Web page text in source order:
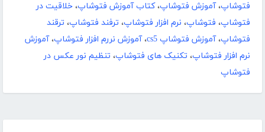
فتوشاپ،آموزش فتوشاپ،کتاب آموزش فتوشاپ، خلاقیت در
فتوشاپ، فتوشاپ، نرم افزار فتوشاپ، ترفند فتوشاپ، ترقند
فتوشاپ،آموزش فتوشاپ cs5 ،آموزش نررم افزار فتوشاپ،آموزش
نرم افزار فتوشاپ، تکنیک های فتوشاپ، تنظیم نور عکس در
فتوشاپ